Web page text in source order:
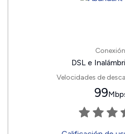
DSL e
Velocidades de
99